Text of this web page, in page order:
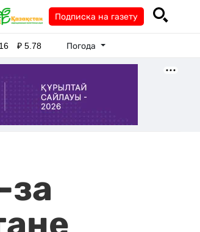
Подписка на газету
₽5.78 Погода
за